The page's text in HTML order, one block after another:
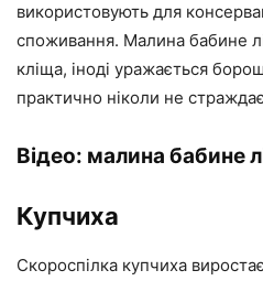
використовують для
споживання. Малина бабине
кліща, іноді уражається
практично ніколи не страждає
Відео: малина бабине
Купчиха
Скороспілка купчиха